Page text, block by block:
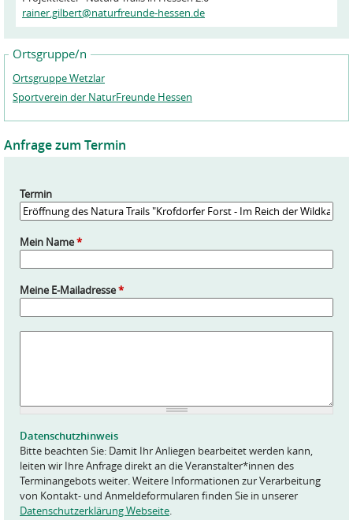
rainer.gilbert@naturfreunde-hessen.de
Ortsgruppe/n
Ortsgruppe Wetzlar
Sportverein der NaturFreunde Hessen
Anfrage zum Termin
Termin
Mein Name*
Meine E-Mailadresse*
*
Datenschutzhinweis
Bitte beachten Sie: Damit Ihr Anliegen bearbeitet werden kann,
leiten wir Ihre Anfrage direkt an die Veranstalter*innen des
Terminangebots weiter. Weitere Informationen zur Verarbeitung
von Kontakt- und Anmeldeformularen finden Sie in unserer
Datenschutzerklärung Webseite.